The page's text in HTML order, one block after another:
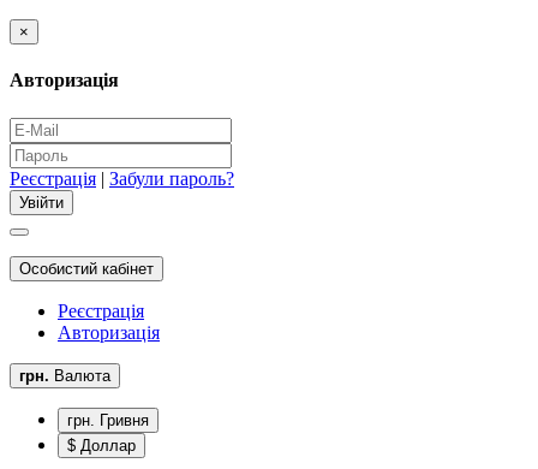
×
Авторизація
Реєстрація | Забули пароль?
Особистий кабінет
Реєстрація
Авторизація
грн. Валюта
грн. Гривня
$ Доллар